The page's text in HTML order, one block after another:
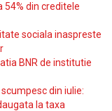
54% din creditele
sociala inaspreste
BNR de institutie
din iulie:
la taxa